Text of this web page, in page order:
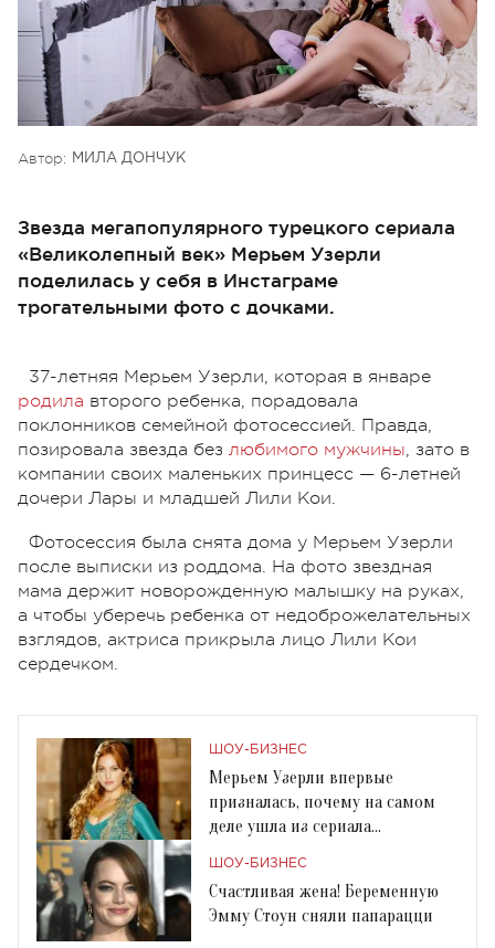
Автор: МИЛА ДОНЧУК
Звезда мегапопулярного турецкого сериала
«Великолепный век» Мерьем Узерли
поделилась у себя в Инстаграме
трогательными фото с дочками.
37-летняя Мерьем Узерли, которая в январе
родила второго ребенка, порадовала
поклонников семейной фотосессией. Правда,
позировала звезда без любимого мужчины, зато в
компании своих маленьких принцесс — 6-летней
дочери Лары и младшей Лили Кои.
Фотосессия была снята дома у Мерьем Узерли
после выписки из роддома. На фото звездная
мама держит новорожденную малышку на руках,
а чтобы уберечь ребенка от недоброжелательных
взглядов, актриса прикрыла лицо Лили Кои
сердечком.
ШОУ-БИЗНЕС
Мерьем Узерли впервые
призналась, почему на самом
деле ушла из сериала
ШОУ-БИЗНЕС
Счастливая жена! Беременную
Эмму Стоун сняли папарацци